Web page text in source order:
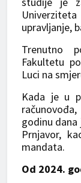
upravljanje,
Trenutno
Fakultetu
Luci na
Kada je u
godinu
Prnjavor,
mandata.
Od 2024.